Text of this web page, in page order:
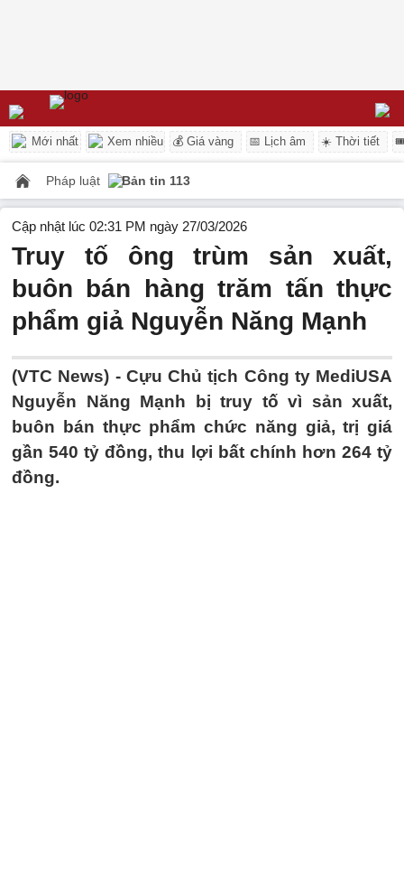
Mới nhất Xem nhiều 💰 Giá vàng 📅 Lịch âm ☀️ Thời tiết
Pháp luật Bản tin 113
Cập nhật lúc 02:31 PM ngày 27/03/2026
Truy tố ông trùm sản xuất,
buôn bán hàng trăm tấn thực
phẩm giả Nguyễn Năng Mạnh
(VTC News) - Cựu Chủ tịch Công ty MediUSA
Nguyễn Năng Mạnh bị truy tố vì sản xuất,
buôn bán thực phẩm chức năng giả, trị giá
gần 540 tỷ đồng, thu lợi bất chính hơn 264 tỷ
đồng.